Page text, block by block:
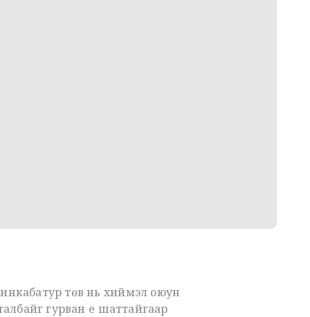
төв нь хиймэл оюун
гурван үе шаттайгаар